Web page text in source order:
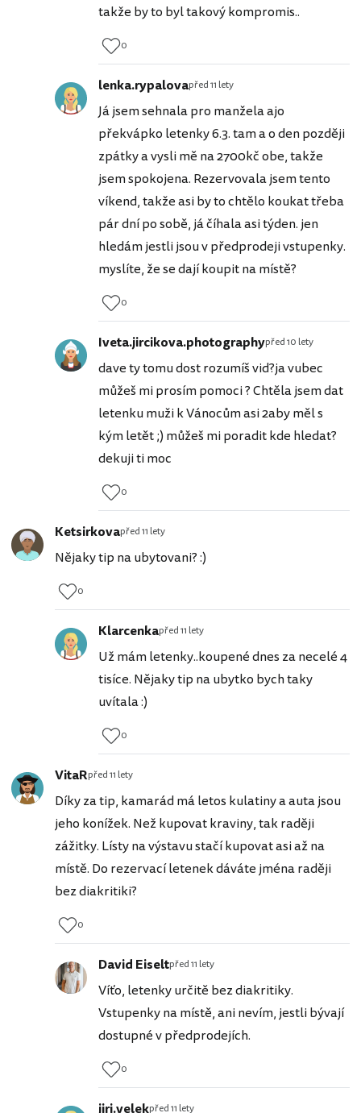
takže by to byl takový kompromis..
0
lenka.rypalovapřed 11 lety
Já jsem sehnala pro manžela ajo
překvápko letenky 6.3. tam a o den později
zpátky a vysli mě na 2700kč obe, takže
jsem spokojena. Rezervovala jsem tento
víkend, takže asi by to chtělo koukat třeba
pár dní po sobě, já číhala asi týden. jen
hledám jestli jsou v předprodeji vstupenky.
myslíte, že se dají koupit na místě?
0
Iveta.jircikova.photographypřed 10 lety
dave ty tomu dost rozumíš vid?ja vubec
můžeš mi prosím pomoci ? Chtěla jsem dat
letenku muži k Vánocům asi 2aby měl s
kým letět ;) můžeš mi poradit kde hledat?
dekuji ti moc
0
Ketsirkovapřed 11 lety
Nějaky tip na ubytovani? :)
0
Klarcenkapřed 11 lety
Už mám letenky..koupené dnes za necelé 4
tisíce. Nějaky tip na ubytko bych taky
uvítala :)
0
VitaRpřed 11 lety
Díky za tip, kamarád má letos kulatiny a auta jsou
jeho konížek. Než kupovat kraviny, tak raději
zážitky. Lísty na výstavu stačí kupovat asi až na
místě. Do rezervací letenek dáváte jména raději
bez diakritiki?
0
David Eiseltpřed 11 lety
Víťo, letenky určitě bez diakritiky.
Vstupenky na místě, ani nevím, jestli bývají
dostupné v předprodejích.
0
jiri.velekpřed 11 lety